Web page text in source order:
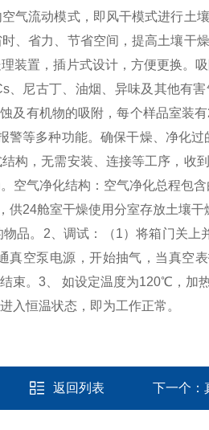
气流动模式，即风干模式进行土
、省力、节省空间，提高土壤干
装置，插片式设计，方便更换。
尼古丁、油烟、异味及其他有
及有机物的吸附，每个样品室装
等多种功能。确保干燥、净化
构，无需安装、连接等工序，收
空气净化结构：空气净化总程包
供24舱室干燥使用分室存放土壤干
品。 2、调试：（1）将箱门关上
空泵电源，开始抽气，当真空
束。 3、 如设定温度为120℃，加
入恒温状态，即为工作正常。
返回列表 下一个：